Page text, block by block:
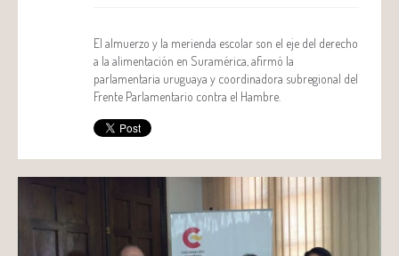
El almuerzo y la merienda escolar son el eje del derecho
a la alimentación en Suramérica, afirmó la
parlamentaria uruguaya y coordinadora subregional del
Frente Parlamentario contra el Hambre.